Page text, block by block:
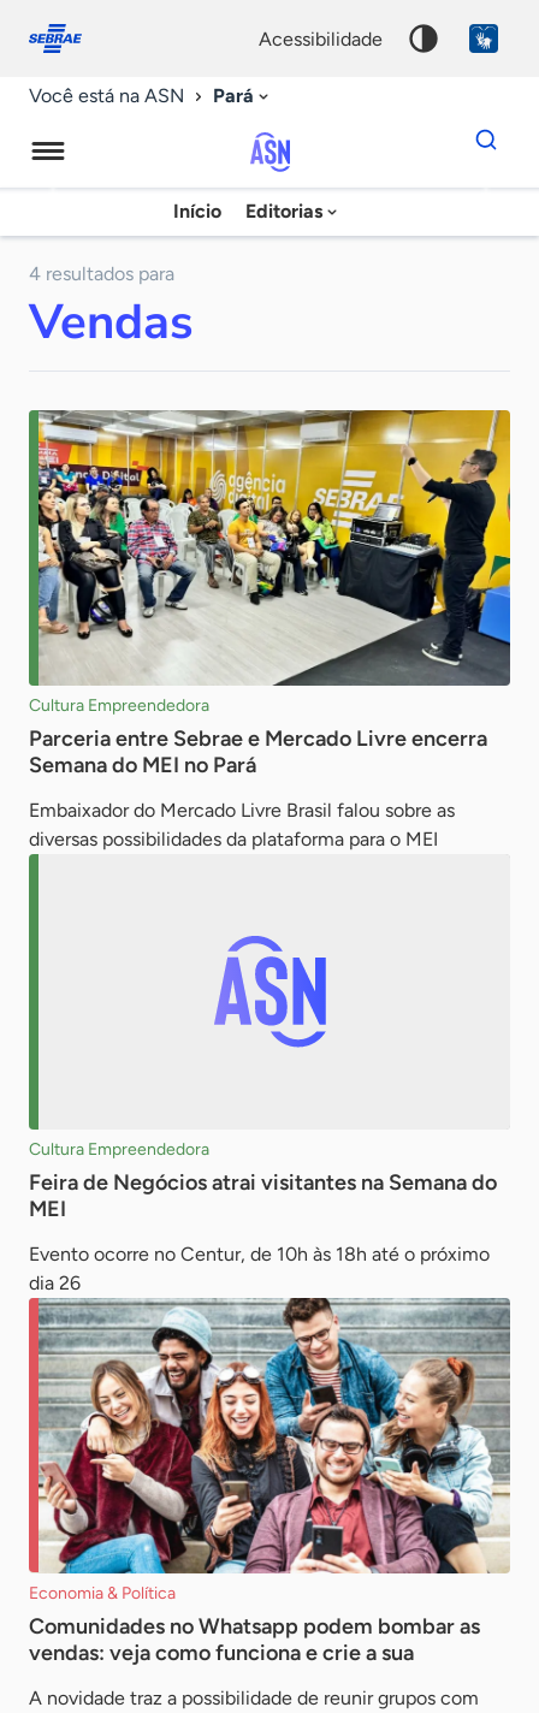
conosco
acessibilidade
Você está na ASN Pará
Agência
Sebrae
Início Editorias
Dados
para
chave
4 resultados para
Vendas
Cultura Empreendedora
Parceria entre Sebrae e Mercado Livre encerra
Semana do MEI no Pará
Embaixador do Mercado Livre Brasil falou sobre as
diversas possibilidades da plataforma para o MEI
Cultura Empreendedora
Feira de Negócios atrai visitantes na Semana do
MEI
Evento ocorre no Centur, de 10h às 18h até o próximo
dia 26
Economia & Política
Comunidades no Whatsapp podem bombar as
vendas: veja como funciona e crie a sua
A novidade traz a possibilidade de reunir grupos com